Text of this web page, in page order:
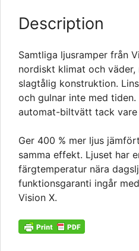
Description
Samtliga ljusramper från
nordiskt klimat och
slagtålig konstruktion.
och gulnar inte med
automat-biltvätt tack vare
Ger 400 % mer ljus
samma effekt. Ljuset har
färgtemperatur nära
funktionsgaranti ingår
Vision X.